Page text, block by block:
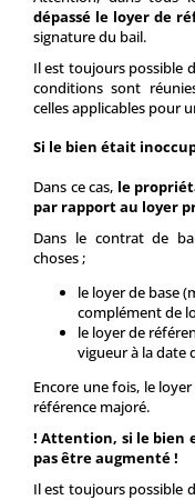
dépassé le loyer de
signature du bail.
Il est toujours possible
conditions sont
celles applicables pour
Si le bien était
Dans ce cas, le
par rapport au loyer
Dans le contrat de
choses ;
le loyer de base
complément de
le loyer de
vigueur à la date
Encore une fois, le
référence majoré.
! Attention, si le bien
pas être augmenté !
Il est toujours possible